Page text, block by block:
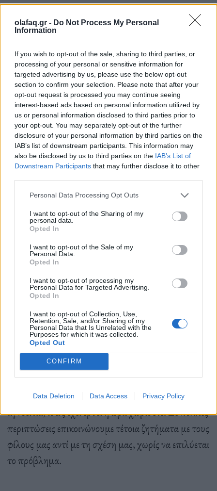
olafaq.gr - Do Not Process My Personal
Information
If you wish to opt-out of the sale, sharing to third parties, or
processing of your personal or sensitive information for
targeted advertising by us, please use the below opt-out
section to confirm your selection. Please note that after your
opt-out request is processed you may continue seeing
interest-based ads based on personal information utilized by
us or personal information disclosed to third parties prior to
your opt-out. You may separately opt-out of the further
disclosure of your personal information by third parties on the
IAB’s list of downstream participants. This information may
also be disclosed by us to third parties on the IAB’s List of
Downstream Participants that may further disclose it to other
Personal Data Processing Opt Outs
I want to opt-out of the Sharing of my
personal data.
Opted In
I want to opt-out of the Sale of my
Personal Data.
Opted In
I want to opt-out of processing my
Personal Data for Targeted Advertising.
Opted In
I want to opt-out of Collection, Use,
Retention, Sale, and/or Sharing of my
Personal Data that Is Unrelated with the
Purposes for which it was collected.
Opted Out
CONFIRM
Data Deletion Data Access Privacy Policy
Στον έναν σύντροφο αρέσει να βγαίνει έξω, ενώ στον
άλλον να κάθεται μέσα. Μία τέτοια συνθήκη
συνήθως δημιουργεί ανασφάλειες και σε κάποιες
περιπτώσεις και ζήλεια. Αυτός που κάθεται σπίτι
νιώθει ότι δεν είναι αρκετός και δημιουργεί ενοχές
στον άλλον. Μόνο τοξικότητα μπορεί να αναδυθεί
από μία τέτοια κατάσταση, που θα οδηγήσει στον
χωρισμό.
Αποδεχθείτε ότι ο συντροφός θέλει να βγαίνει και
μην τον κατακρίνετε για τις επιλογές του, αν εσείς
δεν μπορείτε να τις ακολουθήσετε. Αν περνάτε
ποιοτικό χρόνο μαζί, δεν υπάρχει κάποιος λόγος για
να αισθάνεστε άσχημα. Εφόσον ο σύντροφός σας
κάθεται μέσα, για να περάσετε χρόνο μαζί, οφείλετε
να δείξετε κατανόηση. Σε αντίθετη περίπτωση, ναι
υπάρχει αδιαφορία.
Αν ένας από τους δύο δεν νιώθει την ίδια σύνδεση
που υπήρχε κάποτε -και δεν είναι ένα παροδικό
συναίσθημα- τότε η σχέση σας μπορεί να οδεύει προς
το τέλος της. Αν τσάκώνεστε γι’ αυτό το ζήτημα και
αντί να δώσετε την απαιτούμενη προσοχή το
αγνοείται, ίσως έχει έρθει η ώρα χωρίσετε. Σε πολλές
περιπτώσεις επικοινώνουμε τέτοια ζητήματα με τους
φίλους μας αντί με τη σχέση μας, χωρίς να επιλύεται
το πρόβλημα.